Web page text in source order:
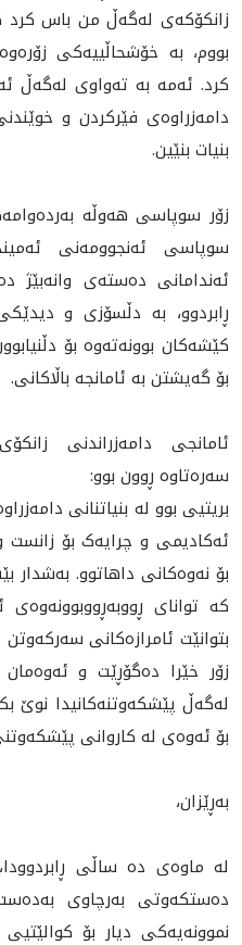
زانکۆکه‌ی له‌گه‌ڵ من باس
بووم، به‌ خۆشحاڵييه‌كی
كرد. ئه‌مه‌ به‌ ته‌واوى له‌گه‌ڵ
دامەزراوەی فێركردن و
بنيات بنێين.
زۆر سوپاسی هەوڵە
سوپاسی ئەنجوومەنی
ئەندامانی دەستەی
ڕابردوو، بە دڵسۆزی و
کێشەکان بوونەتەوە بۆ
بۆ گه‌يشتن به‌ ئامانجه‌ باڵاکانی.
ئامانجى دامه‌زراندنى
سەرەتاوە ڕوون بوو:
بريتيى بوو له‌ بنیاتنانی
ئەکادیمی و چرایەک بۆ زانست
بۆ نەوەکانی داهاتوو. به‌شدار
كه‌ تواناى ڕووبەڕووبوونەوەی
بتوانێت ئامرازەکانی
زۆر خێرا دەگۆڕێت و
له‌گه‌ڵ پێشکه‌وتنه‌کانیدا نوێ
بۆ ئه‌وه‌ی له‌ كاروانی
به‌ڕێزان،
لە ماوەی دە ساڵی
دەستکەوتی بەرچاوی
نموونەیەکی ديار بۆ